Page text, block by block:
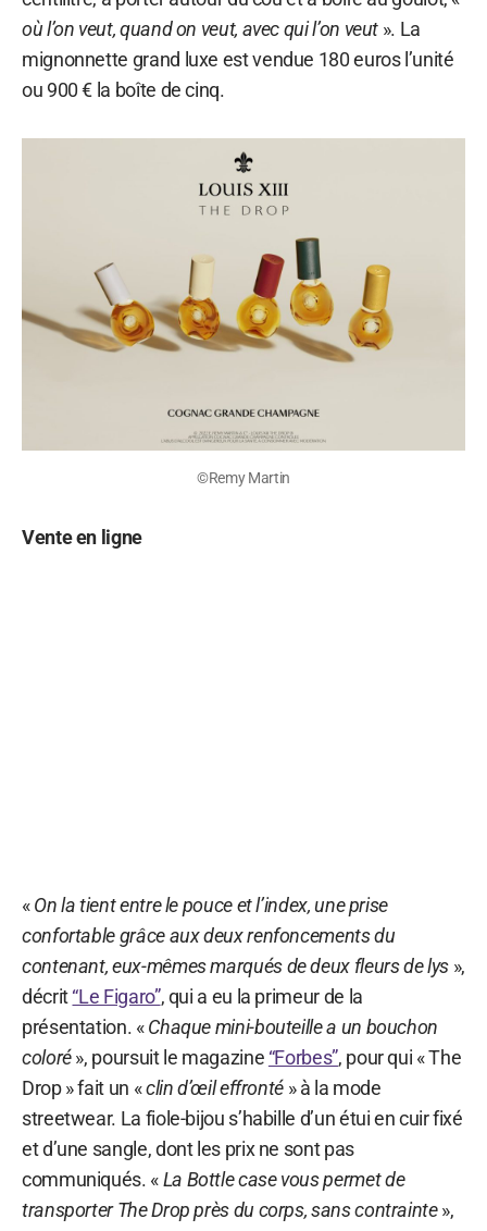
où l’on veut, quand on veut, avec qui l’on veut ». La
mignonnette grand luxe est vendue 180 euros l’unité
ou 900 € la boîte de cinq.
©Remy Martin
Vente en ligne
«On la tient entre le pouce et l’index, une prise
confortable grâce aux deux renfoncements du
contenant, eux-mêmes marqués de deux fleurs de lys »,
décrit“Le Figaro”, qui a eu la primeur de la
présentation. «Chaque mini-bouteille a un bouchon
coloré», poursuit le magazine “Forbes”, pour qui « The
Drop » fait un «clin d’œil effronté » à la mode
streetwear. La fiole-bijou s’habille d’un étui en cuir fixé
et d’une sangle, dont les prix ne sont pas
communiqués. «La Bottle case vous permet de
transporter The Drop près du corps, sans contrainte»,